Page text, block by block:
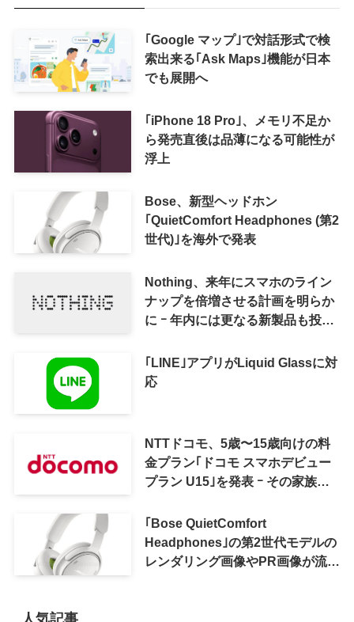
｢Google マップ｣で対話形式で検
索出来る｢Ask Maps｣機能が日本
でも展開へ
｢iPhone 18 Pro｣、メモリ不足か
ら発売直後は品薄になる可能性が
浮上
Bose、新型ヘッドホン
｢QuietComfort Headphones (第2
世代)｣を海外で発表
Nothing、来年にスマホのライン
ナップを倍増させる計画を明らか
に ｰ 年内には更なる新製品も投入
｢LINE｣アプリがLiquid Glassに対
応
NTTドコモ、5歳〜15歳向けの料
金プラン｢ドコモ スマホデビュー
プラン U15｣を発表 ｰ その家族が
｢Bose QuietComfort
Headphones｣の第2世代モデルの
レンダリング画像やPR画像が流出